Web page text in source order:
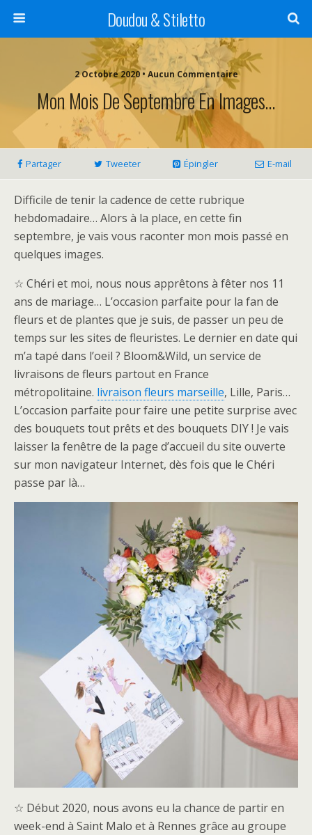
Doudou & Stiletto
2 Octobre 2020 • Aucun Commentaire
Mon Mois De Septembre En Images…
Partager Tweeter Épingler E-mail
Difficile de tenir la cadence de cette rubrique
hebdomadaire… Alors à la place, en cette fin
septembre, je vais vous raconter mon mois passé en
quelques images.
☆ Chéri et moi, nous nous apprêtons à fêter nos 11
ans de mariage… L’occasion parfaite pour la fan de
fleurs et de plantes que je suis, de passer un peu de
temps sur les sites de fleuristes. Le dernier en date qui
m’a tapé dans l’oeil ? Bloom&Wild, un service de
livraisons de fleurs partout en France
métropolitaine. livraison fleurs marseille, Lille, Paris…
L’occasion parfaite pour faire une petite surprise avec
des bouquets tout prêts et des bouquets DIY ! Je vais
laisser la fenêtre de la page d’accueil du site ouverte
sur mon navigateur Internet, dès fois que le Chéri
passe par là…
☆ Début 2020, nous avons eu la chance de partir en
week-end à Saint Malo et à Rennes grâce au groupe